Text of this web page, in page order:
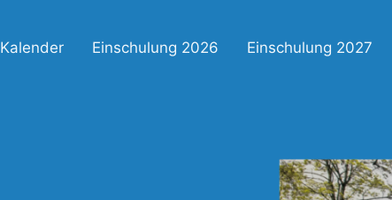
Kalender Einschulung 2026 Einschulung 2027